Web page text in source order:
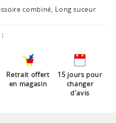
combiné, Long suceur
Retrait offert
en magasin
15 jours pour
changer
d'avis